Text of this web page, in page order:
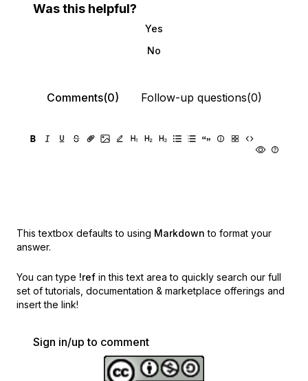
Was this helpful?
Yes
No
Comments(0) Follow-up questions(0)
This textbox defaults to using Markdown to format your
answer.
You can type !ref in this text area to quickly search our full
set of tutorials, documentation & marketplace offerings and
insert the link!
Sign in/up to comment